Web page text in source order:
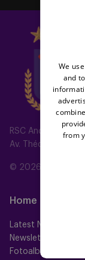
RSC Anderlecht
Av. Théo
© 2026 RSC
Home
Latest News
Newsletter
Fotoalbums
We
and
from